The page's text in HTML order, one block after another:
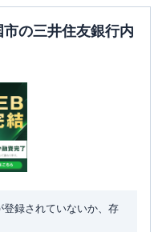
の三井住友銀行内
録されていないか、存